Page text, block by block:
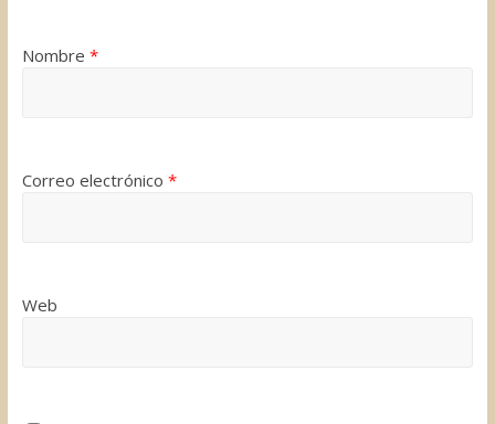
Nombre *
Correo electrónico *
Web